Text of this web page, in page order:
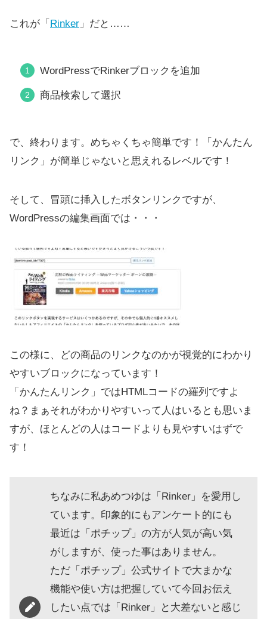
これが「 Rinker 」だと……
WordPressでRinkerブロックを追加
商品検索して選択
で、終わります。めちゃくちゃ簡単です！「かんたん
リンク」が簡単じゃないと思えれるレベルです！
そして、冒頭に挿入したボタンリンクですが、
WordPressの編集画面では・・・
この様に、どの商品のリンクなのかが視覚的にわかり
やすいブロックになっています！
「かんたんリンク」ではHTMLコードの羅列ですよ
ね？まぁそれがわかりやすいって人はいるとも思いま
すが、ほとんどの人はコードよりも見やすいはずで
す！
ちなみに私あめつゆは「Rinker」を愛用し
ています。印象的にもアンケート的にも
最近は「ポチップ」の方が人気が高い気
がしますが、使った事はありません。
ただ「ポチップ」公式サイトで大まかな
機能や使い方は把握していて今回お伝え
したい点では「Rinker」と大差ないと感じ